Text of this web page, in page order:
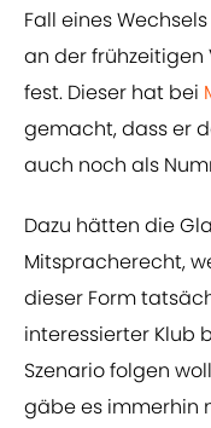
Fall eines
an der frühzeitigen
fest. Dieser hat bei
gemacht, dass er
auch noch als
Dazu hätten die
Mitspracherecht,
dieser Form
interessierter Klub
Szenario folgen
gäbe es immerhin